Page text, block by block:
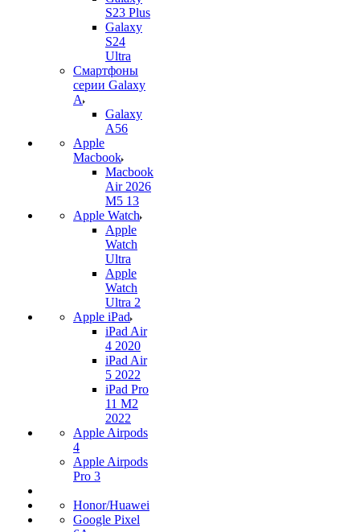
S23 Plus
Galaxy
S24
Ultra
Смартфоны
серии Galaxy
A
Galaxy
A56
Apple
Macbook
Macbook
Air 2026
M5 13
Apple Watch
Apple
Watch
Ultra
Apple
Watch
Ultra 2
Apple iPad
iPad Air
4 2020
iPad Air
5 2022
iPad Pro
11 M2
2022
Apple Airpods
4
Apple Airpods
Pro 3
Honor/Huawei
Google Pixel